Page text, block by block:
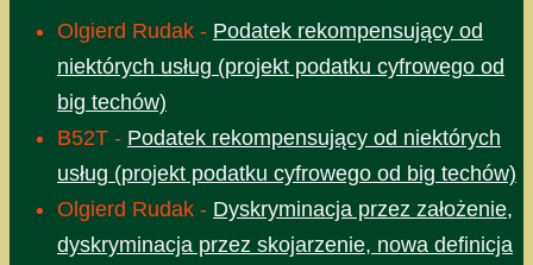
Olgierd Rudak - Podatek rekompensujący od
niektórych usług (projekt podatku cyfrowego od
big techów)
B52T - Podatek rekompensujący od niektórych
usług (projekt podatku cyfrowego od big techów)
Olgierd Rudak - Dyskryminacja przez założenie,
dyskryminacja przez skojarzenie, nowa definicja